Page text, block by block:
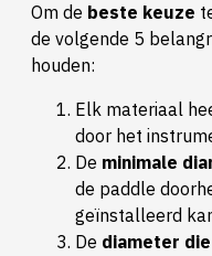
Om de beste keuze
de volgende 5
houden:
Elk materiaal
door het
De minimale
de paddle
geïnstalleerd
De diameter